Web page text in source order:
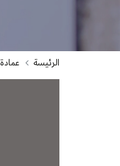
الرئيسة